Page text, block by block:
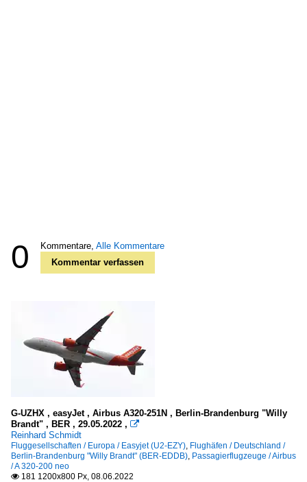
0 Kommentare, Alle Kommentare
Kommentar verfassen
G-UZHX , easyJet , Airbus A320-251N , Berlin-Brandenburg "Willy
Brandt" , BER , 29.05.2022 , 
Reinhard Schmidt
Fluggesellschaften / Europa / Easyjet (U2-EZY), Flughäfen / Deutschland /
Berlin-Brandenburg "Willy Brandt" (BER-EDDB), Passagierflugzeuge / Airbus
/ A 320-200 neo
 181 1200x800 Px, 08.06.2022